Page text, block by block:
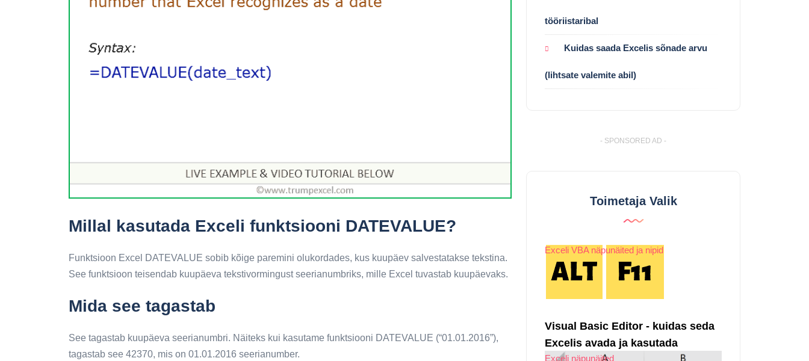
Millal kasutada Exceli funktsiooni DATEVALUE?
Funktsioon Excel DATEVALUE sobib kõige paremini olukordades, kus kuupäev salvestatakse tekstina.
See funktsioon teisendab kuupäeva tekstivormingust seerianumbriks, mille Excel tuvastab kuupäevaks.
Mida see tagastab
See tagastab kuupäeva seerianumbri. Näiteks kui kasutame funktsiooni DATEVALUE (“01.01.2016”),
tagastab see 42370, mis on 01.01.2016 seerianumber.
tööriistaribal
Kuidas saada Excelis sõnade arvu
(lihtsate valemite abil)
- SPONSORED AD -
Toimetaja Valik
Exceli VBA näpunäited ja nipid
Visual Basic Editor - kuidas seda
Excelis avada ja kasutada
Exceli näpunäited